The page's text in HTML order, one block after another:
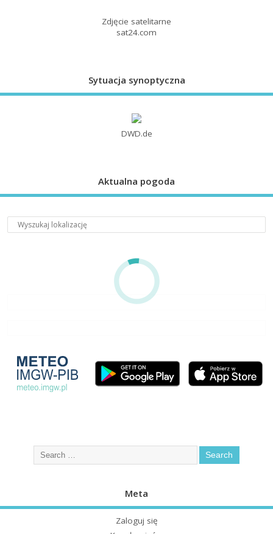
Zdjęcie satelitarne
sat24.com
Sytuacja synoptyczna
DWD.de
Aktualna pogoda
Meta
Zaloguj się